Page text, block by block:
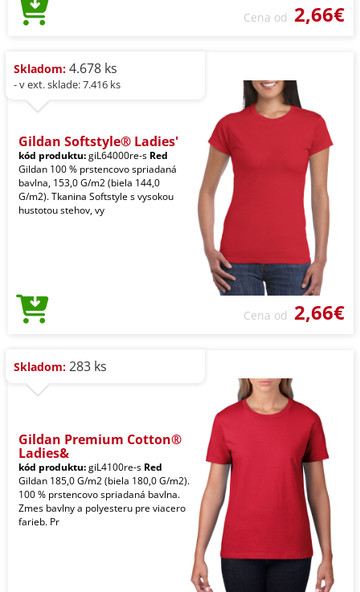
Cena od 2,66€
Skladom: 4.678 ks
- v ext. sklade: 7.416 ks
Gildan Softstyle® Ladies'
kód produktu:giL64000re-s Red
Gildan 100 % prstencovo spriadaná
bavlna, 153,0 G/m2 (biela 144,0
G/m2). Tkanina Softstyle s vysokou
hustotou stehov, vy
Cena od 2,66€
Skladom: 283 ks
Gildan Premium Cotton®
Ladies&
kód produktu:giL4100re-s Red
Gildan 185,0 G/m2 (biela 180,0 G/m2).
100 % prstencovo spriadaná bavlna.
Zmes bavlny a polyesteru pre viacero
farieb. Pr